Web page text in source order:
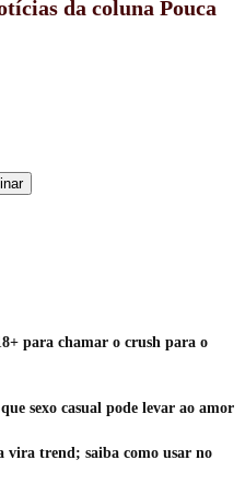
da coluna Pouca
para chamar o crush para o
sexo casual pode levar ao amor
trend; saiba como usar no